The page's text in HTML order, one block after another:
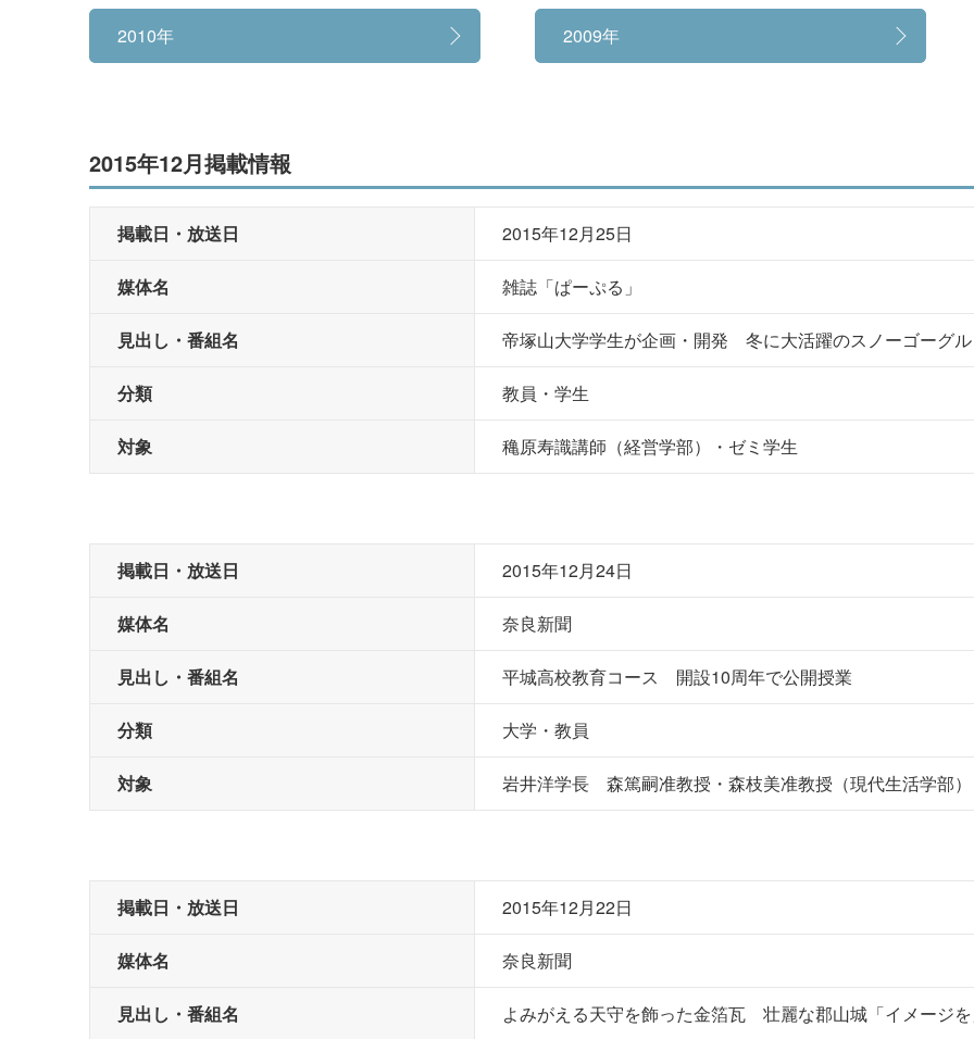
2010年 2009年
2015年12月掲載情報
掲載日・放送日 2015年12月25日
媒体名 雑誌「ぱーぷる」
見出し・番組名 帝塚山大学学生が企画・開発 冬に大活躍のスノーゴーグル
分類 教員・学生
対象 穐原寿識講師（経営学部）・ゼミ学生
掲載日・放送日 2015年12月24日
媒体名 奈良新聞
見出し・番組名 平城高校教育コース 開設10周年で公開授業
分類 大学・教員
対象 岩井洋学長 森篤嗣准教授・森枝美准教授（現代生活学部）
掲載日・放送日 2015年12月22日
媒体名 奈良新聞
見出し・番組名 よみがえる天守を飾った金箔瓦 壮麗な郡山城「イメージ